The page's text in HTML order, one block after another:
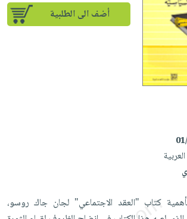
أضف الى الطلبية
كتاب "العقد الاجتماعي" لجان جاك روسو،